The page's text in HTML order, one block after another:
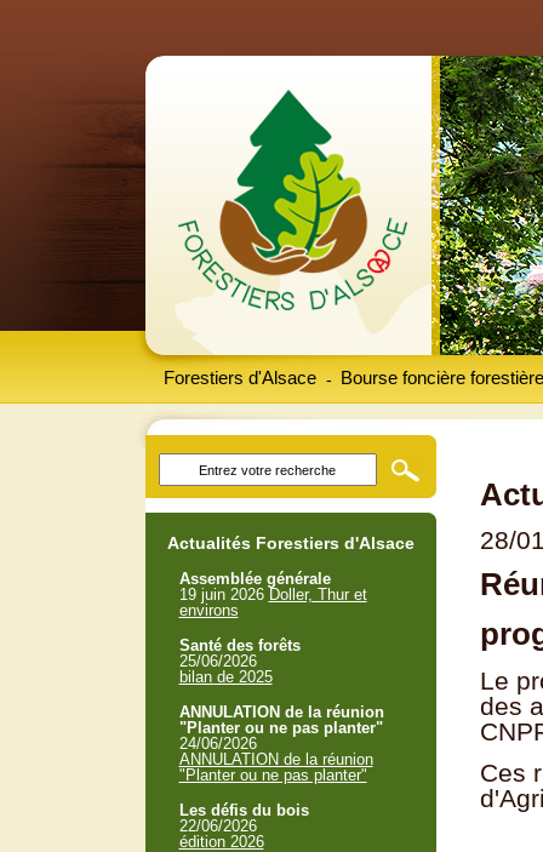
Forestiers d'Alsace Bourse foncière forestière
-
28/
Le
des
Ces
Actualités Forestiers d'Alsace
Assemblée générale
19 juin 2026 Doller, Thur et
environs
Santé des forêts
25/06/2026
bilan de 2025
ANNULATION de la réunion
"Planter ou ne pas planter"
24/06/2026
ANNULATION de la réunion
"Planter ou ne pas planter"
Les défis du bois
22/06/2026
édition 2026